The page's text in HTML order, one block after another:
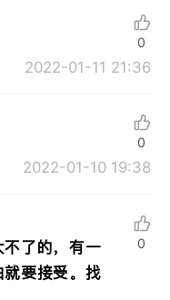
2022-01-11 21:36
0
2022-01-10 19:38
0
了的，有一
要接受。找
0